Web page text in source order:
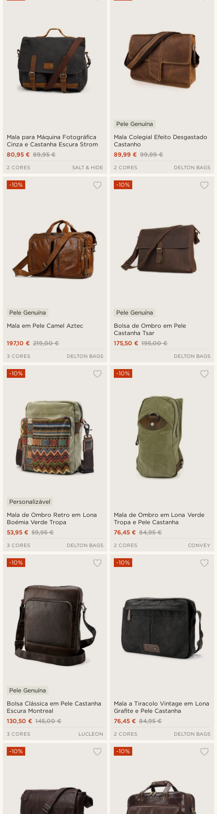
Mala para Máquina Fotográfica
Cinza e Castanha Escura Strom
89,95 €
80,95 €
2 CORES SALT & HIDE
Mala Colegial Efeito Desgastado
Castanho
Pele Genuína
99,99 €
89,99 €
2 CORES DELTON BAGS
Mala em Pele Camel Aztec
-10%
Pele Genuína
219,00 €
197,10 €
3 CORES DELTON BAGS
Bolsa de Ombro em Pele
Castanha Tsar
-10%
Pele Genuína
195,00 €
175,50 €
DELTON BAGS
Mala de Ombro Retro em Lona
Boémia Verde Tropa
-10%
Personalizável
59,95 €
53,95 €
3 CORES DELTON BAGS
Mala de Ombro em Lona Verde
Tropa e Pele Castanha
-10%
84,95 €
76,45 €
2 CORES CONVEY
Bolsa Clássica em Pele Castanha
Escura Montreal
-10%
Pele Genuína
145,00 €
130,50 €
3 CORES LUCLEON
Mala a Tiracolo Vintage em Lona
Grafite e Pele Castanha
-10%
84,95 €
76,45 €
2 CORES DELTON BAGS
-10% -10%